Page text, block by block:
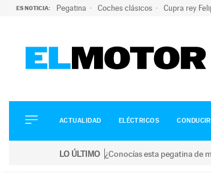
ES NOTICIA: Pegatina Coches clásicos Cupra rey
ELÉCTRICOS
CONDUCIR
ACTUALIDAD ELÉCTRICOS CONDUCIR
LO ÚLTIMO ¿Conocías esta pegatina de